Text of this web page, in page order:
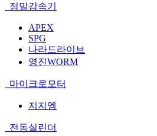
정밀감속기
APEX
SPG
나라드라이브
영진WORM
마이크로모터
지지엠
전동실린더